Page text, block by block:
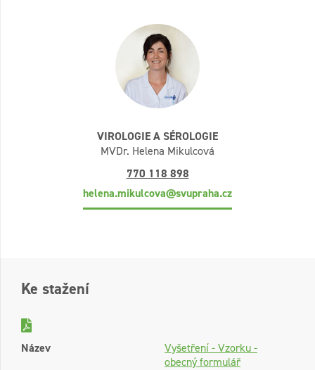
VIROLOGIE A SÉROLOGIE
MVDr. Helena Mikulcová
770 118 898
helena.mikulcova@svupraha.cz
Ke stažení
Název
Vyšetření - Vzorku -
obecný formulář